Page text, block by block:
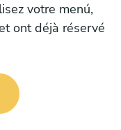
votre menú,
ont déjà réservé